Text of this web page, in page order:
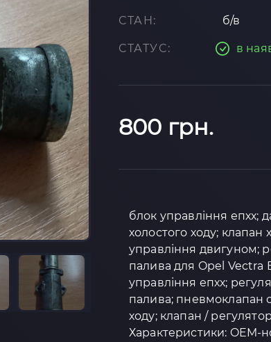
СТАН: б/в
СТАТУС: в
800 грн.
блок управління епхх;
холостого ходу;
управління двигуном;
палива для Opel Vectra
управління епхх;
палива; пневмоклапан
ходу; клапан /
Характеристики: OEM-